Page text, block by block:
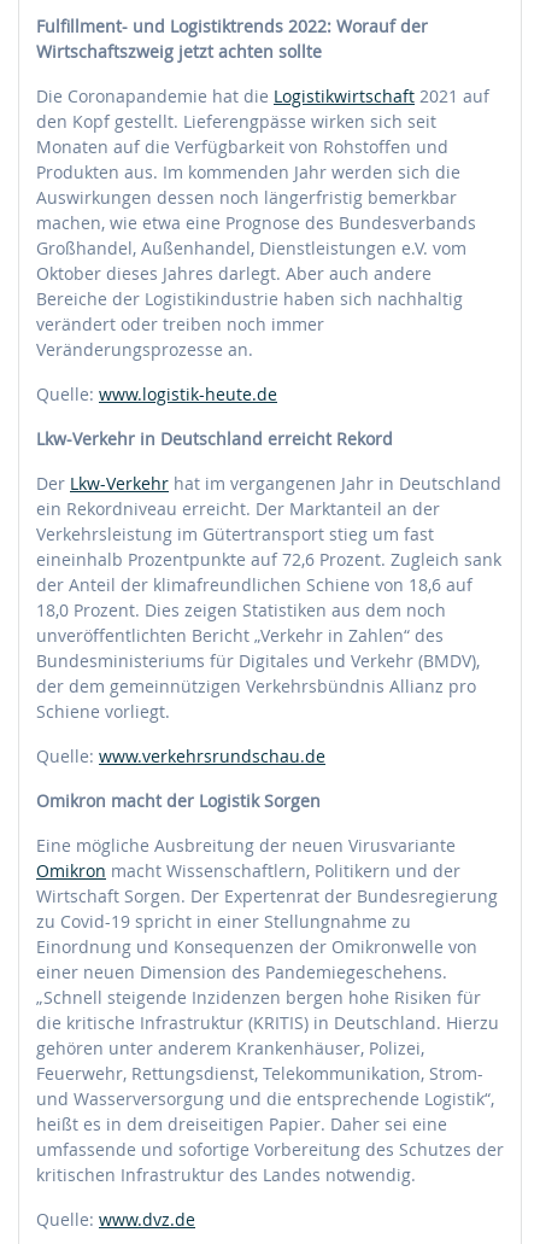
Fulfillment- und Logistiktrends 2022: Worauf der
Wirtschaftszweig jetzt achten sollte
Die Coronapandemie hat die Logistikwirtschaft 2021 auf
den Kopf gestellt. Lieferengpässe wirken sich seit
Monaten auf die Verfügbarkeit von Rohstoffen und
Produkten aus. Im kommenden Jahr werden sich die
Auswirkungen dessen noch längerfristig bemerkbar
machen, wie etwa eine Prognose des Bundesverbands
Großhandel, Außenhandel, Dienstleistungen e.V. vom
Oktober dieses Jahres darlegt. Aber auch andere
Bereiche der Logistikindustrie haben sich nachhaltig
verändert oder treiben noch immer
Veränderungsprozesse an.
Quelle: www.logistik-heute.de
Lkw-Verkehr in Deutschland erreicht Rekord
Der Lkw-Verkehr hat im vergangenen Jahr in Deutschland
ein Rekordniveau erreicht. Der Marktanteil an der
Verkehrsleistung im Gütertransport stieg um fast
eineinhalb Prozentpunkte auf 72,6 Prozent. Zugleich sank
der Anteil der klimafreundlichen Schiene von 18,6 auf
18,0 Prozent. Dies zeigen Statistiken aus dem noch
unveröffentlichten Bericht „Verkehr in Zahlen“ des
Bundesministeriums für Digitales und Verkehr (BMDV),
der dem gemeinnützigen Verkehrsbündnis Allianz pro
Schiene vorliegt.
Quelle: www.verkehrsrundschau.de
Omikron macht der Logistik Sorgen
Eine mögliche Ausbreitung der neuen Virusvariante
Omikron macht Wissenschaftlern, Politikern und der
Wirtschaft Sorgen. Der Expertenrat der Bundesregierung
zu Covid-19 spricht in einer Stellungnahme zu
Einordnung und Konsequenzen der Omikronwelle von
einer neuen Dimension des Pandemiegeschehens.
„Schnell steigende Inzidenzen bergen hohe Risiken für
die kritische Infrastruktur (KRITIS) in Deutschland. Hierzu
gehören unter anderem Krankenhäuser, Polizei,
Feuerwehr, Rettungsdienst, Telekommunikation, Strom-
und Wasserversorgung und die entsprechende Logistik“,
heißt es in dem dreiseitigen Papier. Daher sei eine
umfassende und sofortige Vorbereitung des Schutzes der
kritischen Infrastruktur des Landes notwendig.
Quelle: www.dvz.de